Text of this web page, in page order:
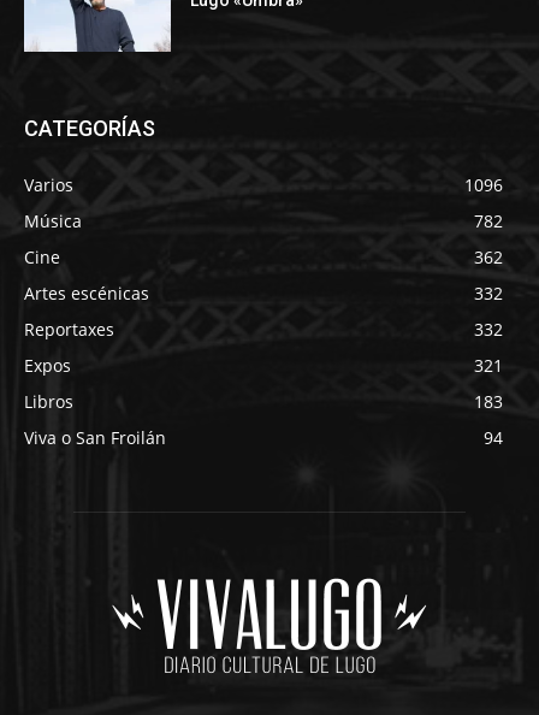
CATEGORÍAS
Varios
1096
Música
782
Cine
362
Artes escénicas
332
Reportaxes
332
Expos
321
Libros
183
Viva o San Froilán
94